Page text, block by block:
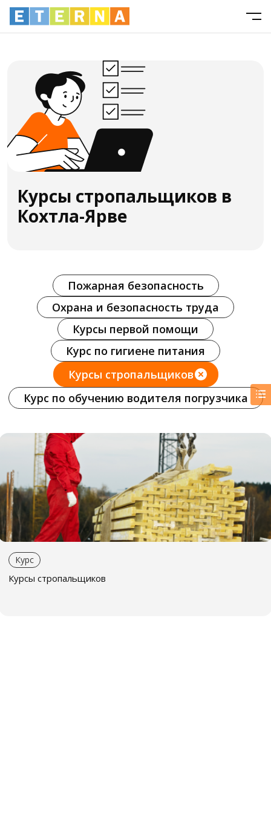
Курсы стропальщиков в
Кохтла-Ярве
Пожарная безопасность
Охрана и безопасность труда
Курсы первой помощи
Курс по гигиене питания
Курсы стропальщиков
Курс по обучению водителя погрузчика
Курс
Курсы стропальщиков